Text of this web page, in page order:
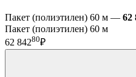
Пакет (полиэтилен) 60 м — 62
Пакет (полиэтилен) 60 м
62 84280₽